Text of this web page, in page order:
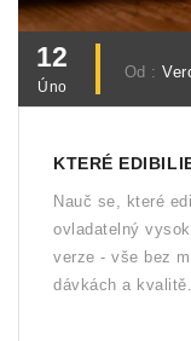
12
Úno
Od :
KTERÉ
Nauč se, které
ovladatelný
verze - vše bez
dávkách a kvalitě.